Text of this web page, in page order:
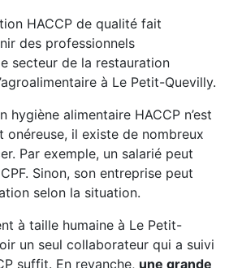
HACCP de qualité fait
des professionnels
secteur de la restauration
à Le Petit-Quevilly.
hygiène alimentaire HACCP n’est
onéreuse, il existe de nombreux
Par exemple, un salarié peut
Sinon, son entreprise peut
selon la situation.
à taille humaine à Le Petit-
un seul collaborateur qui a suivi
suffit. En revanche, une grande